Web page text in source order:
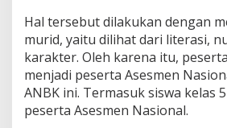
d
a
n
K
u
n
c
Hal tersebut dilakukan dengan
murid, yaitu dilihat dari literasi,
karakter. Oleh karena itu,
menjadi peserta Asesmen
ANBK ini. Termasuk siswa kelas
peserta Asesmen Nasional.